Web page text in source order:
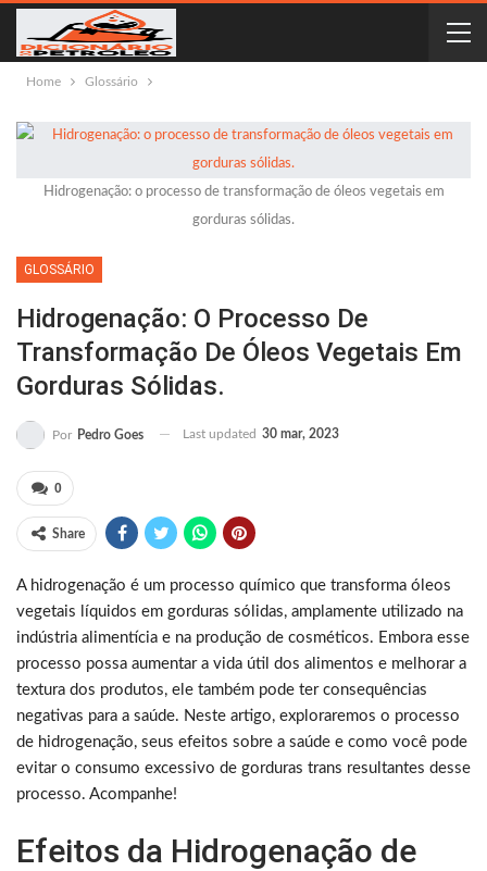
Home Glossário
Hidrogenação: o processo de transformação de óleos vegetais em
gorduras sólidas.
GLOSSÁRIO
Hidrogenação: O Processo De
Transformação De Óleos Vegetais Em
Gorduras Sólidas.
Por Pedro Goes Last updated 30 mar, 2023
0
Share
A hidrogenação é um processo químico que transforma óleos
vegetais líquidos em gorduras sólidas, amplamente utilizado na
indústria alimentícia e na produção de cosméticos. Embora esse
processo possa aumentar a vida útil dos alimentos e melhorar a
textura dos produtos, ele também pode ter consequências
negativas para a saúde. Neste artigo, exploraremos o processo
de hidrogenação, seus efeitos sobre a saúde e como você pode
evitar o consumo excessivo de gorduras trans resultantes desse
processo. Acompanhe!
Efeitos da Hidrogenação de